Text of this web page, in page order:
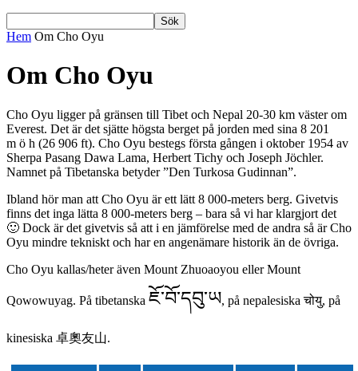
Hem Om Cho Oyu
Om Cho Oyu
Cho Oyu ligger på gränsen till Tibet och Nepal 20-30 km väster om
Everest. Det är det sjätte högsta berget på jorden med sina 8 201
m ö h (26 906 ft). Cho Oyu bestegs första gången i oktober 1954 av
Sherpa Pasang Dawa Lama, Herbert Tichy och Joseph Jöchler.
Namnet på Tibetanska betyder ”Den Turkosa Gudinnan”.
Ibland hör man att Cho Oyu är ett lätt 8 000-meters berg. Givetvis
finns det inga lätta 8 000-meters berg – bara så vi har klargjort det
🙂 Dock är det givetvis så att i en jämförelse med de andra så är Cho
Oyu mindre tekniskt och har en angenämare historik än de övriga.
Cho Oyu kallas/heter även Mount Zhuoaoyou eller Mount
Qowowuyag. På tibetanska ཇོ་བོ་དབུ་ཡ, på nepalesiska चोयु, på
kinesiska 卓奧友山.